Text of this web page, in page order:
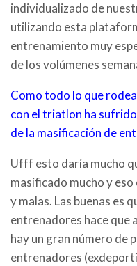
individualizado de
utilizando esta
entrenamiento muy
de los volúmenes
Como todo lo que
con el triatlon ha
de la masificación de
Ufff esto daría mucho
masificado mucho y
y malas. Las buenas es
entrenadores hace que
hay un gran número de
entrenadores